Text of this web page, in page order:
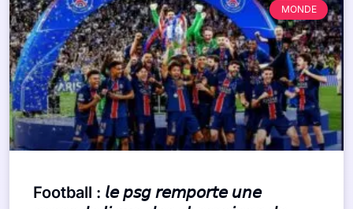
MONDE
Football : 𝘭𝘦 𝘱𝘴𝘨 𝘳𝘦𝘮𝘱𝘰𝘳𝘵𝘦 𝘶𝘯𝘦